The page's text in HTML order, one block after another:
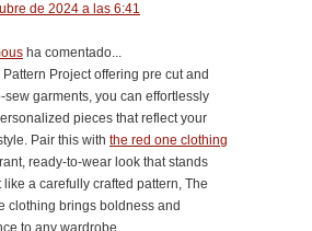
de 2024 a las 6:41
ha comentado...
Pattern Project offering pre cut and
sew garments, you can effortlessly
pieces that reflect your
Pair this with the red one clothing
ready-to-wear look that stands
like a carefully crafted pattern, The
clothing brings boldness and